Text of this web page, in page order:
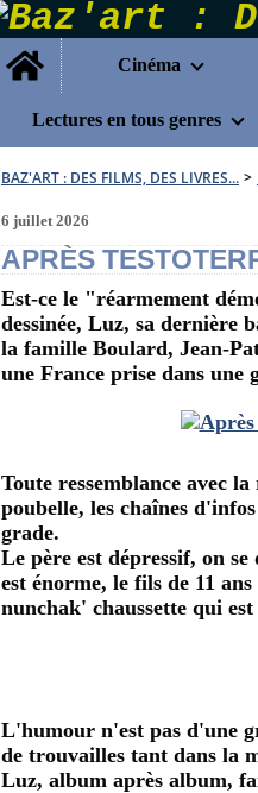
Home
Cinéma
Lectures en tous genres
BAZ'ART : DES FILMS, DES LIVRES... >
6 juillet 2026
APRÈS
Est-ce le "réarmement
dessinée, Luz, sa dernière
la famille Boulard, Jean-
une France prise dans une
Toute ressemblance avec
poubelle, les chaînes
grade.
Le père est dépressif, on
est énorme, le fils de 11
nunchak' chaussette qui
L'humour n'est pas d'une
de trouvailles tant dans la
Luz, album après album,